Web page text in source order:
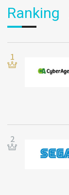
Ranking